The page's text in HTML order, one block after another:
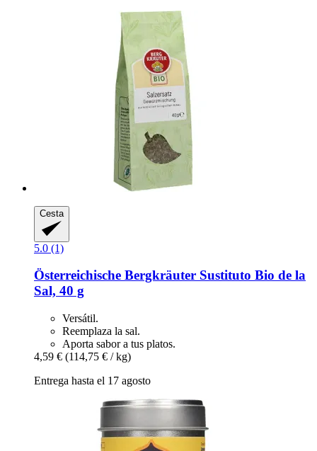
Cesta
5.0 (1)
Österreichische Bergkräuter Sustituto Bio de la
Sal, 40 g
Versátil.
Reemplaza la sal.
Aporta sabor a tus platos.
4,59 € (114,75 € / kg)
Entrega hasta el 17 agosto